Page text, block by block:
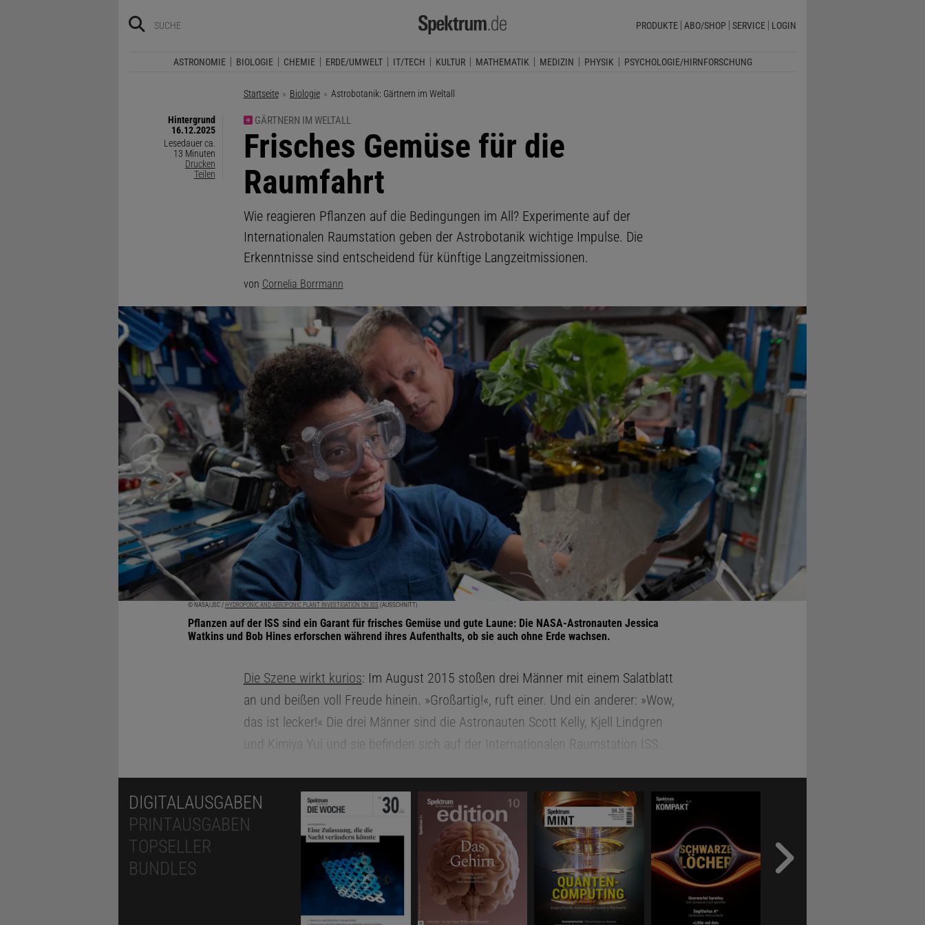
PRODUKTE ABO/SHOP SERVICE LOGIN
ASTRONOMIE BIOLOGIE CHEMIE ERDE/UMWELT IT/TECH KULTUR MATHEMATIK MEDIZIN PHYSIK PSYCHOLOGIE/HIRNFORSCHUNG
Startseite Biologie Aktuelle Seite:
Astrobotanik: Gärtnern im Weltall
Hintergrund
16.12.2025
Lesedauer ca.
13 Minuten
Drucken
Teilen
GÄRTNERN IM WELTALL
:
Frisches Gemüse für die
Raumfahrt
Wie reagieren Pflanzen auf die Bedingungen im All? Experimente auf der
Internationalen Raumstation geben der Astrobotanik wichtige Impulse. Die
Erkenntnisse sind entscheidend für künftige Langzeitmissionen.
von Cornelia Borrmann
© NASA/JSC / HYDROPONIC AND AEROPONIC PLANT INVESTIGATION ON ISS (AUSSCHNITT)
Pflanzen auf der ISS sind ein Garant für frisches Gemüse und gute Laune: Die NASA-Astronauten Jessica
Watkins und Bob Hines erforschen während ihres Aufenthalts, ob sie auch ohne Erde wachsen.
Die Szene wirkt kurios: Im August 2015 stoßen drei Männer mit einem Salatblatt
an und beißen voll Freude hinein. »Großartig!«, ruft einer. Und ein anderer: »Wow,
das ist lecker!« Die drei Männer sind die Astronauten Scott Kelly, Kjell Lindgren
und Kimiya Yui und sie befinden sich auf der Internationalen Raumstation ISS.
geerntet und gegessen. Das knackige Grünzeug ist eine willkommene
Abwechslung auf dem Speiseplan der Raumfahrer, denn dieser besteht fast
ausschließlich aus vorgefertigten, aufgewärmten Mahlzeiten. Frisches Obst und
Gemüse gibt es nur alle paar Monate, wenn Frachtschiffe Nachschub zur Station
Die ISS ist von der Erde aus recht gut zu erreichen. Doch die großen
DIGITALAUSGABEN
PRINTAUSGABEN
TOPSELLER
BUNDLES